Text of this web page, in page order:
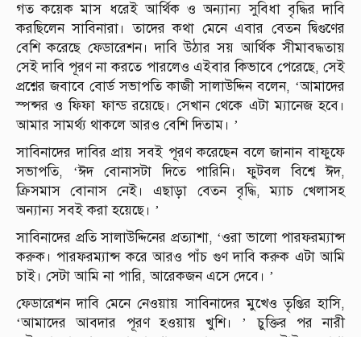
গত কয়েক মাস ধরেই আর্থিক ও অন্যান্য সুবিধা বৃদ্ধির দাবি
করছিলেন সাবিনারা। তাদের কথা মেনে এবার বেতন দ্বিগুণের
বেশি করেছে ফেডারেশন। দাবি উঠার সয় আর্থিক সীমাবদ্ধতায়
সেই দাবি পূরণ না করতে পারলেও এইবার কিভাবে পেরেছে, সেই
প্রশ্নের জবাবে বোর্ড সভাপতি কাজী সালাউদ্দিন বলেন, ‘আমাদের
স্পন্সর ও ফিফা ফান্ড রয়েছে। সেখান থেকে এটা ম্যানেজ হবে।
আমার সামর্থ্য থাকলে আরও বেশি দিতাম। ’
সাবিনাদের দাবির প্রায় সবই পূরণ করেছেন বলে জানান বাফুফে
সভাপতি, ‘ঈদ বোনাসটা দিতে পারিনি। ফুটবল বিশ্বে ঈদ,
ক্রিসমাস বোনাস নেই। এছাড়া বেতন বৃদ্ধি, ম্যাচ খেলাসহ
অন্যান্য সবই করা হয়েছে। ’
সাবিনাদের প্রতি সালাউদ্দিনের প্রত্যাশা, ‘ওরা ভালো পারফরম্যান্স
করুক। পারফরম্যান্স করে আরও পাঁচ গুণ দাবি করুক এটা আমি
চাই। সেটা আমি না পারি, আরেকজন এসে দেবে। ’
ফেডারেশন দাবি মেনে নেওয়ায় সাবিনাদের মুখেও তৃপ্তির হাসি,
‘আমাদের আবদার পূরণ হওয়ায় খুশি। ’ চুক্তির পর নারী